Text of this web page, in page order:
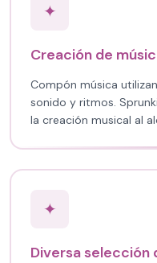
✦
Creación de
Compón música
sonido y ritmos.
la creación musical al
✦
Diversa selección